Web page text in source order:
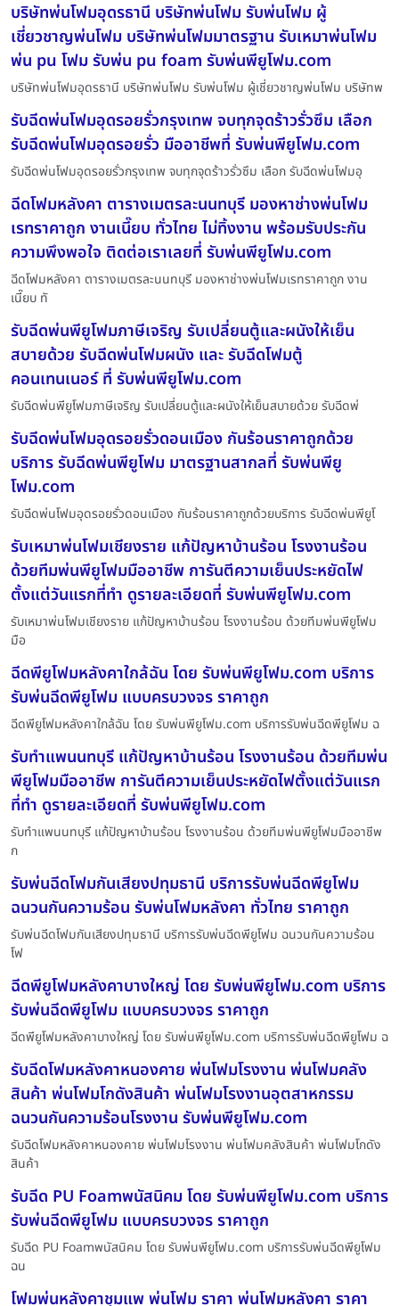
บริษัทพ่นโฟมอุดรธานี บริษัทพ่นโฟม รับพ่นโฟม ผู้
เชี่ยวชาญพ่นโฟม บริษัทพ่นโฟมมาตรฐาน รับเหมาพ่นโฟม
พ่น pu โฟม รับพ่น pu foam รับพ่นพียูโฟม.com
บริษัทพ่นโฟมอุดรธานี บริษัทพ่นโฟม รับพ่นโฟม ผู้เชี่ยวชาญพ่นโฟม บริษัทพ
รับฉีดพ่นโฟมอุดรอยรั่วกรุงเทพ จบทุกจุดร้าวรั่วซึม เลือก
รับฉีดพ่นโฟมอุดรอยรั่ว มืออาชีพที่ รับพ่นพียูโฟม.com
รับฉีดพ่นโฟมอุดรอยรั่วกรุงเทพ จบทุกจุดร้าวรั่วซึม เลือก รับฉีดพ่นโฟมอุ
ฉีดโฟมหลังคา ตารางเมตรละนนทบุรี มองหาช่างพ่นโฟม
เรทราคาถูก งานเนี๊ยบ ทั่วไทย ไม่ทิ้งงาน พร้อมรับประกัน
ความพึงพอใจ ติดต่อเราเลยที่ รับพ่นพียูโฟม.com
ฉีดโฟมหลังคา ตารางเมตรละนนทบุรี มองหาช่างพ่นโฟมเรทราคาถูก งาน
เนี๊ยบ ทั
รับฉีดพ่นพียูโฟมภาษีเจริญ รับเปลี่ยนตู้และผนังให้เย็น
สบายด้วย รับฉีดพ่นโฟมผนัง และ รับฉีดโฟมตู้
คอนเทนเนอร์ ที่ รับพ่นพียูโฟม.com
รับฉีดพ่นพียูโฟมภาษีเจริญ รับเปลี่ยนตู้และผนังให้เย็นสบายด้วย รับฉีดพ่
รับฉีดพ่นโฟมอุดรอยรั่วดอนเมือง กันร้อนราคาถูกด้วย
บริการ รับฉีดพ่นพียูโฟม มาตรฐานสากลที่ รับพ่นพียู
โฟม.com
รับฉีดพ่นโฟมอุดรอยรั่วดอนเมือง กันร้อนราคาถูกด้วยบริการ รับฉีดพ่นพียูโ
รับเหมาพ่นโฟมเชียงราย แก้ปัญหาบ้านร้อน โรงงานร้อน
ด้วยทีมพ่นพียูโฟมมืออาชีพ การันตีความเย็นประหยัดไฟ
ตั้งแต่วันแรกที่ทำ ดูรายละเอียดที่ รับพ่นพียูโฟม.com
รับเหมาพ่นโฟมเชียงราย แก้ปัญหาบ้านร้อน โรงงานร้อน ด้วยทีมพ่นพียูโฟม
มือ
ฉีดพียูโฟมหลังคาใกล้ฉัน โดย รับพ่นพียูโฟม.com บริการ
รับพ่นฉีดพียูโฟม แบบครบวงจร ราคาถูก
ฉีดพียูโฟมหลังคาใกล้ฉัน โดย รับพ่นพียูโฟม.com บริการรับพ่นฉีดพียูโฟม ฉ
รับทำแพนนทบุรี แก้ปัญหาบ้านร้อน โรงงานร้อน ด้วยทีมพ่น
พียูโฟมมืออาชีพ การันตีความเย็นประหยัดไฟตั้งแต่วันแรก
ที่ทำ ดูรายละเอียดที่ รับพ่นพียูโฟม.com
รับทำแพนนทบุรี แก้ปัญหาบ้านร้อน โรงงานร้อน ด้วยทีมพ่นพียูโฟมมืออาชีพ
ก
รับพ่นฉีดโฟมกันเสียงปทุมธานี บริการรับพ่นฉีดพียูโฟม
ฉนวนกันความร้อน รับพ่นโฟมหลังคา ทั่วไทย ราคาถูก
รับพ่นฉีดโฟมกันเสียงปทุมธานี บริการรับพ่นฉีดพียูโฟม ฉนวนกันความร้อน
โฟ
ฉีดพียูโฟมหลังคาบางใหญ่ โดย รับพ่นพียูโฟม.com บริการ
รับพ่นฉีดพียูโฟม แบบครบวงจร ราคาถูก
ฉีดพียูโฟมหลังคาบางใหญ่ โดย รับพ่นพียูโฟม.com บริการรับพ่นฉีดพียูโฟม ฉ
รับฉีดโฟมหลังคาหนองคาย พ่นโฟมโรงงาน พ่นโฟมคลัง
สินค้า พ่นโฟมโกดังสินค้า พ่นโฟมโรงงานอุตสาหกรรม
ฉนวนกันความร้อนโรงงาน รับพ่นพียูโฟม.com
รับฉีดโฟมหลังคาหนองคาย พ่นโฟมโรงงาน พ่นโฟมคลังสินค้า พ่นโฟมโกดัง
สินค้า
รับฉีด PU Foamพนัสนิคม โดย รับพ่นพียูโฟม.com บริการ
รับพ่นฉีดพียูโฟม แบบครบวงจร ราคาถูก
รับฉีด PU Foamพนัสนิคม โดย รับพ่นพียูโฟม.com บริการรับพ่นฉีดพียูโฟม
ฉน
โฟมพ่นหลังคาชุมแพ พ่นโฟม ราคา พ่นโฟมหลังคา ราคา